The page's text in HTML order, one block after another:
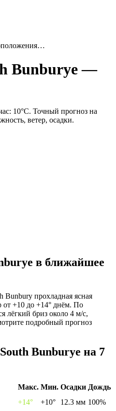
Bunburyе —
10°C. Точный прогноз на
ветер, осадки.
в ближайшее
Bunbury прохладная ясная
от +10 до +14° днём. По
лёгкий бриз около 4 м/с,
подробный прогноз
Bunburyе на 7
Макс. Мин. Осадки Дождь
+14° +10° 12.3 мм 100%